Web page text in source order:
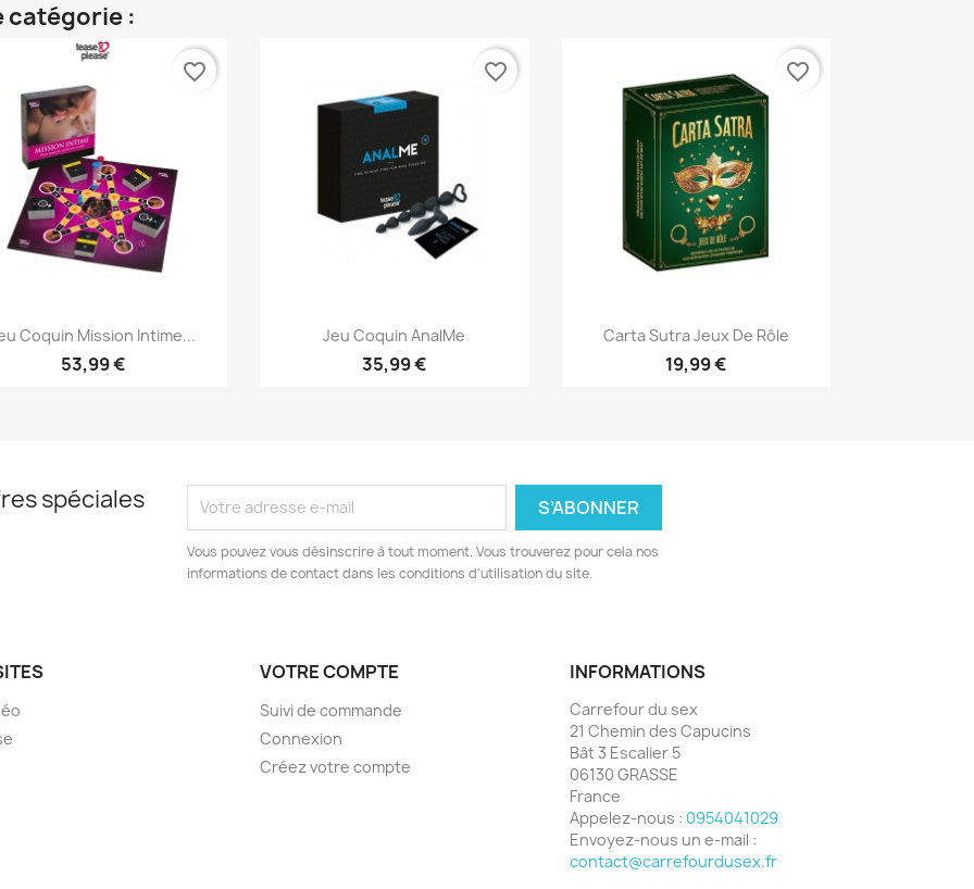
catégorie :
Aperçu rapide
Coquin Mission Intime...
53,99 €
favorite_border
Aperçu rapide
Jeu Coquin AnalMe
35,99 €
favorite_border
Aperçu rapide
Carta Sutra Jeux De Rôle
19,99 €
favorite_border
spéciales
Vous pouvez vous désinscrire à tout moment. Vous trouverez pour cela nos
informations de contact dans les conditions d'utilisation du site.
VOTRE COMPTE
Suivi de commande
Connexion
Créez votre compte
INFORMATIONS
Carrefour du sex
21 Chemin des Capucins
Bât 3 Escalier 5
06130 GRASSE
France
Appelez-nous : 0954041029
Envoyez-nous un e-mail :
contact@carrefourdusex.fr